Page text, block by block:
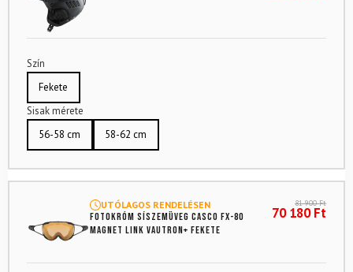
Szín
Fekete
Sisak mérete
56-58 cm
58-62 cm
UTÓLAGOS RENDELÉSEN
Fotokróm síszemüveg CASCO FX-80
Magnet Link Vautron+ Fekete
81 900Ft
70 180Ft